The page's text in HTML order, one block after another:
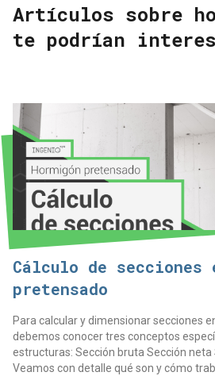
Artículos sobre
te podrían
Cálculo de secciones
pretensado
Para calcular y dimensionar secciones
debemos conocer tres conceptos
estructuras: Sección bruta Sección
Veamos con detalle qué son y cómo